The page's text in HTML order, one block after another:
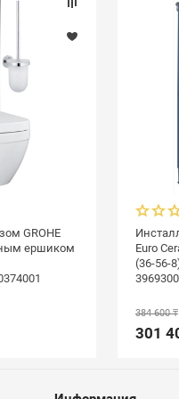
GROHE
ершиком
Euro
(36-56-
384 600 ₸
301